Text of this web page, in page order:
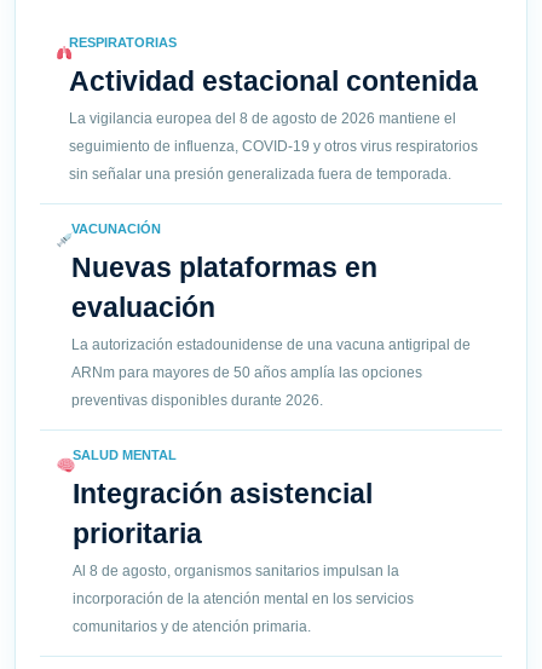
RESPIRATORIAS
Actividad estacional contenida
La vigilancia europea del 8 de agosto de 2026 mantiene el
seguimiento de influenza, COVID-19 y otros virus respiratorios
sin señalar una presión generalizada fuera de temporada.
VACUNACIÓN
Nuevas plataformas en
evaluación
La autorización estadounidense de una vacuna antigripal de
ARNm para mayores de 50 años amplía las opciones
preventivas disponibles durante 2026.
SALUD MENTAL
Integración asistencial
prioritaria
Al 8 de agosto, organismos sanitarios impulsan la
incorporación de la atención mental en los servicios
comunitarios y de atención primaria.